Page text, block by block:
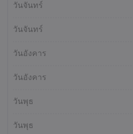
วันจันทร์
วันจันทร์
วันอังคาร
วันอังคาร
วันพุธ
วันพุธ